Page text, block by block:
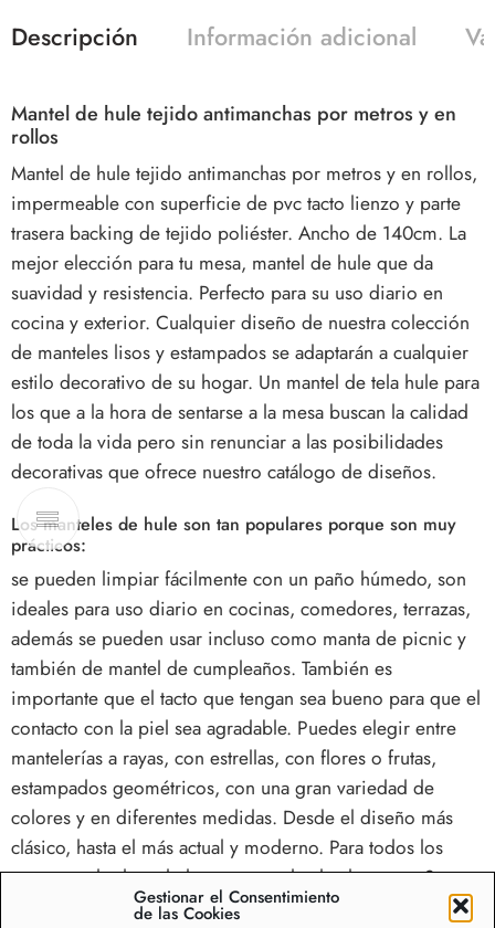
Gestionar el Consentimiento
de las Cookies
Descripción Información adicional
Mantel de hule tejido antimanchas por metros y en
rollos
Mantel de hule tejido antimanchas por metros y en rollos,
impermeable con superficie de pvc tacto lienzo y parte
trasera backing de tejido poliéster. Ancho de 140cm. La
mejor elección para tu mesa, mantel de hule que da
suavidad y resistencia. Perfecto para su uso diario en
cocina y exterior. Cualquier diseño de nuestra colección
de manteles lisos y estampados se adaptarán a cualquier
estilo decorativo de su hogar. Un mantel de tela hule para
los que a la hora de sentarse a la mesa buscan la calidad
de toda la vida pero sin renunciar a las posibilidades
decorativas que ofrece nuestro catálogo de diseños.
Los manteles de hule son tan populares porque son muy
prácticos:
se pueden limpiar fácilmente con un paño húmedo, son
ideales para uso diario en cocinas, comedores, terrazas,
además se pueden usar incluso como manta de picnic y
también de mantel de cumpleaños. También es
importante que el tacto que tengan sea bueno para que el
contacto con la piel sea agradable. Puedes elegir entre
mantelerías a rayas, con estrellas, con flores o frutas,
estampados geométricos, con una gran variedad de
colores y en diferentes medidas. Desde el diseño más
clásico, hasta el más actual y moderno. Para todos los
gustos, todas las edades y para todos los hogares. Son
muy prácticos para la vida diaria porque protegen